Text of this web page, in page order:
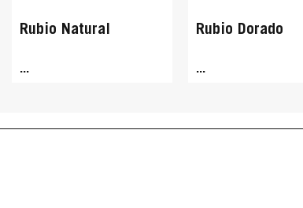
Rubio Natural
...
Rubio Dorado
...